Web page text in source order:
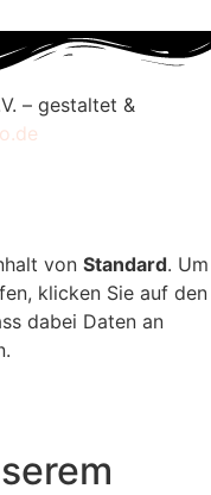
– gestaltet &
von Standard. Um
klicken Sie auf den
dabei Daten an